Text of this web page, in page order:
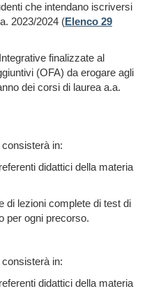
che intendano iscriversi
2023/2024 (Elenco 29
finalizzate al
(OFA) da erogare agli
dei corsi di laurea a.a.
consisterà in:
didattici della materia
di lezioni complete di test di
per ogni precorso.
consisterà in:
didattici della materia